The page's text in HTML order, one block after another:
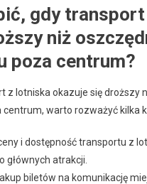
gdy
niż
poza centrum?
z lotniska okazuje się droższy
centrum, warto rozważyć kilka
i dostępność transportu z
głównych atrakcji.
biletów na komunikację